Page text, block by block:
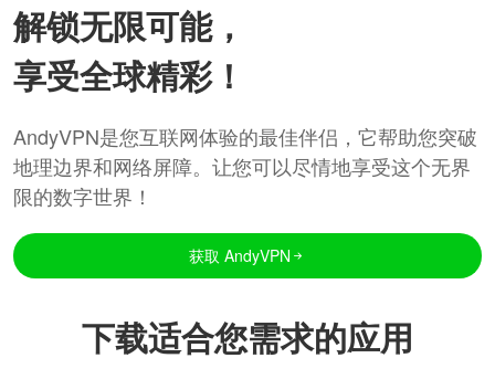
解锁无限可能，
享受全球精彩！
AndyVPN是您互联网体验的最佳伴侣，它帮助您突破
地理边界和网络屏障。让您可以尽情地享受这个无界
限的数字世界！
获取 AndyVPN
下载适合您需求的应用